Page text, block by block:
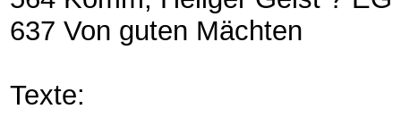
637 Von guten Mächten
Texte: